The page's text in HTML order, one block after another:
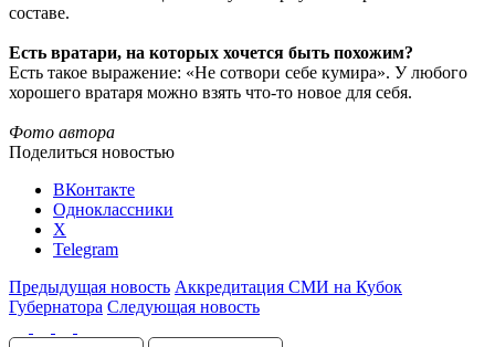
составе.
Есть вратари, на которых хочется быть похожим?
Есть такое выражение: «Не сотвори себе кумира». У любого
хорошего вратаря можно взять что-то новое для себя.
Фото автора
Поделиться новостью
ВКонтакте
Одноклассники
X
Telegram
Предыдущая новость Аккредитация СМИ на Кубок
Губернатора Следующая новость